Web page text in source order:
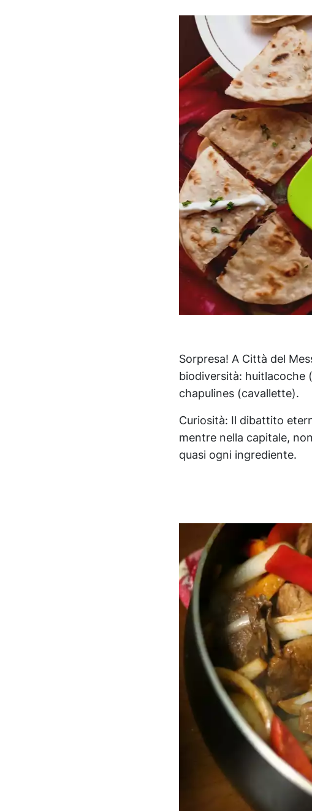
Sorpresa! A Città del
biodiversità: huitlacoche
chapulines (cavallette).
Curiosità: Il dibattito
mentre nella capitale,
quasi ogni ingrediente.